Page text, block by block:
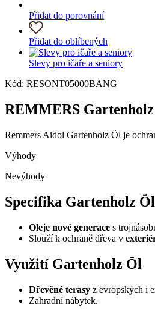
Přidat do porovnání
Přidat do oblíbených
Slevy pro ičaře a seniory
Kód: RESONT05000BANG
REMMERS
Remmers Aidol Gartenholz Öl je
Výhody
Nevýhody
Specifika Gartenholz Öl
Oleje nové generace s
Slouží k ochraně dřeva v
Využití Gartenholz Öl
Dřevěné terasy z evropských i
Zahradní nábytek.